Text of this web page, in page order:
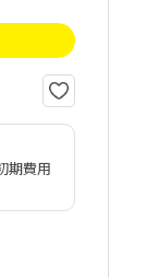
期費用